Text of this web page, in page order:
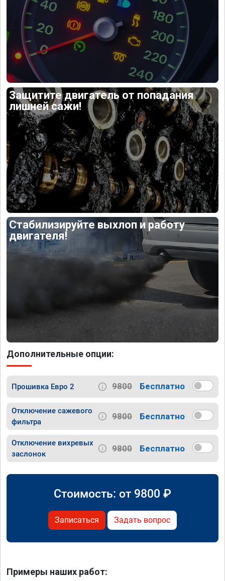
Защитите двигатель от попадания
лишней сажи!
Стабилизируйте выхлоп и работу
двигателя!
Дополнительные опции:
Прошивка Евро 2 9800 Бесплатно
Отключение сажевого
фильтра
9800 Бесплатно
Отключение вихревых
заслонок
9800 Бесплатно
Стоимость: от 9800 ₽
Записаться Задать вопрос
Примеры наших работ: